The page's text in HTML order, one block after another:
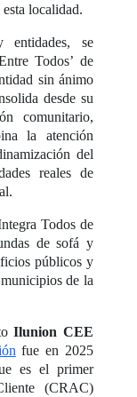
localidad.
entidades, se
Todos’ de
sin ánimo
desde su
comunitario,
la atención
del
reales de
Todos de
de sofá y
públicos y
de la
Ilunion CEE
fue en 2025
es el primer
(CRAC)